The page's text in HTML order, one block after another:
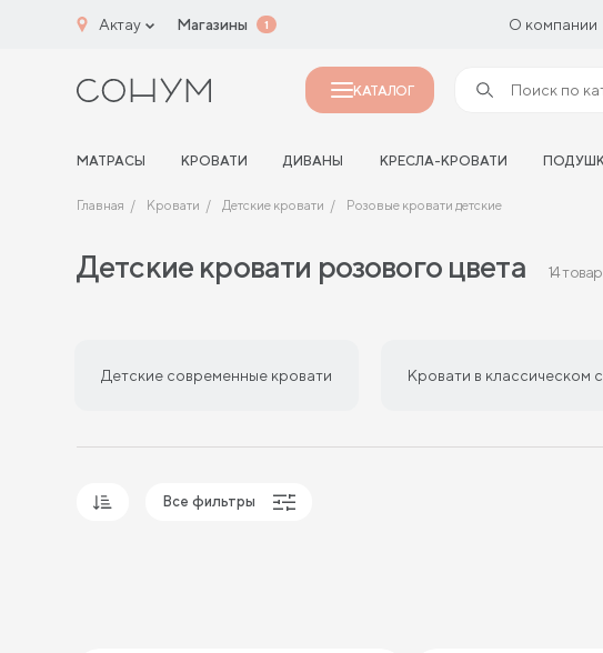
Актау Магазины 1 О компании
КАТАЛОГ
МАТРАСЫ КРОВАТИ ДИВАНЫ КРЕСЛА-КРОВАТИ
Главная Кровати Детские кровати Розовые кровати детские
Детские кровати розового цвета 14
Детские современные кровати Кровати в классическом
Все фильтры